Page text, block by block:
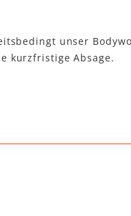
unser
kurzfristige Absage.